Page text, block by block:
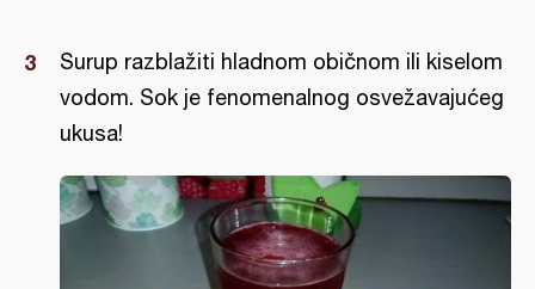
Surup razblažiti hladnom običnom ili kiselom
vodom. Sok je fenomenalnog osvežavajućeg
ukusa!